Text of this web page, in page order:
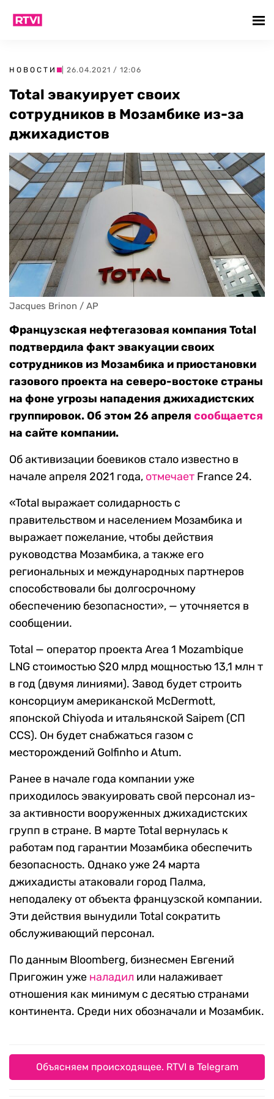
НОВОСТИ | 26.04.2021 / 12:06
Total эвакуирует своих
сотрудников в Мозамбике из-за
джихадистов
Jacques Brinon / AP
Французская нефтегазовая компания Total
подтвердила факт эвакуации своих
сотрудников из Мозамбика и приостановки
газового проекта на северо-востоке страны
на фоне угрозы нападения джихадистских
группировок. Об этом 26 апреля сообщается
на сайте компании.
Об активизации боевиков стало известно в
начале апреля 2021 года, отмечает France 24.
«Total выражает солидарность с
правительством и населением Мозамбика и
выражает пожелание, чтобы действия
руководства Мозамбика, а также его
региональных и международных партнеров
способствовали бы долгосрочному
обеспечению безопасности», — уточняется в
сообщении.
Total — оператор проекта Area 1 Mozambique
LNG стоимостью $20 млрд мощностью 13,1 млн т
в год (двумя линиями). Завод будет строить
консорциум американской McDermott,
японской Chiyoda и итальянской Saipem (СП
CCS). Он будет снабжаться газом с
месторождений Golfinho и Atum.
Ранее в начале года компании уже
приходилось эвакуировать свой персонал из-
за активности вооруженных джихадистских
групп в стране. В марте Total вернулась к
работам под гарантии Мозамбика обеспечить
безопасность. Однако уже 24 марта
джихадисты атаковали город Палма,
неподалеку от объекта французской компании.
Эти действия вынудили Total сократить
обслуживающий персонал.
По данным Bloomberg, бизнесмен Евгений
Пригожин уже наладил или налаживает
отношения как минимум с десятью странами
континента. Среди них обозначали и Мозамбик.
Объясняем происходящее. RTVI в Telegram